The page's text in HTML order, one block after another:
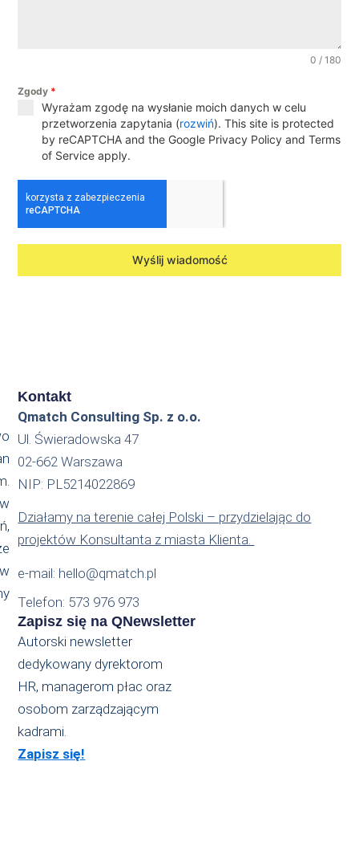
0 / 180
Zgody *
Wyrażam zgodę na wysłanie moich danych w celu
przetworzenia zapytania (rozwiń). This site is protected
by reCAPTCHA and the Google Privacy Policy and Terms
of Service apply.
Wyślij wiadomość
Kontakt
Qmatch Consulting Sp. z o.o.
Ul. Świeradowska 47
02-662 Warszawa
NIP: PL5214022869
Działamy na terenie całej Polski – przydzielając do
projektów Konsultanta z miasta Klienta.
e-mail: hello@qmatch.pl
Telefon: 573 976 973
Zapisz się na QNewsletter
Autorski newsletter
dedykowany dyrektorom
HR, managerom płac oraz
osobom zarządzającym
kadrami.
Zapisz się!